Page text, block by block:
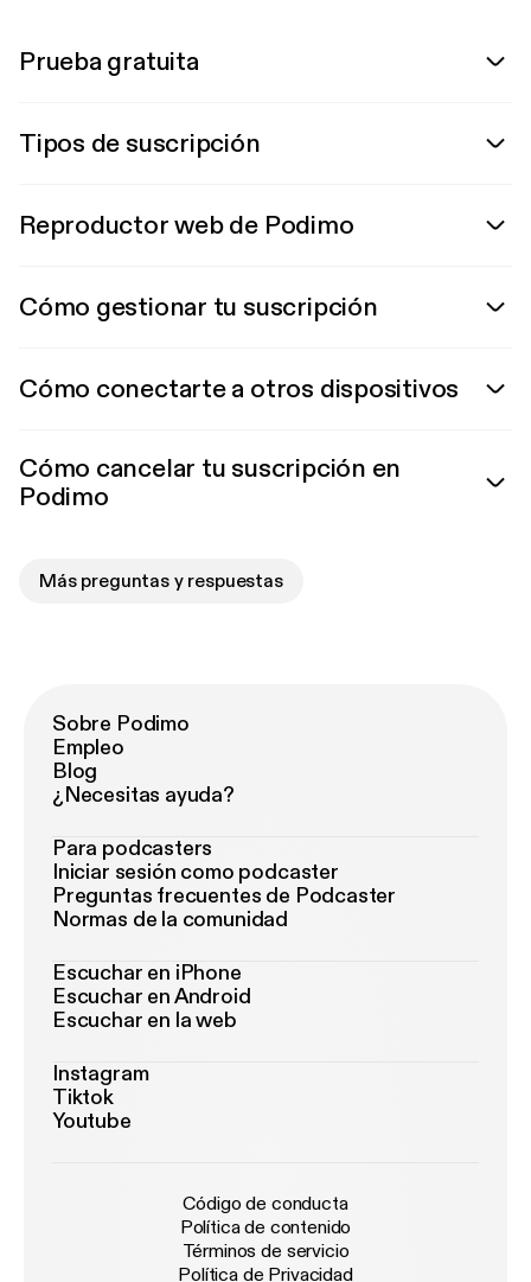
Prueba gratuita
Tipos de suscripción
Reproductor web de Podimo
Cómo gestionar tu suscripción
Cómo conectarte a otros dispositivos
Cómo cancelar tu suscripción en
Podimo
Más preguntas y respuestas
Sobre Podimo
Empleo
Blog
¿Necesitas ayuda?
Para podcasters
Iniciar sesión como podcaster
Preguntas frecuentes de Podcaster
Normas de la comunidad
Escuchar en iPhone
Escuchar en Android
Escuchar en la web
Instagram
Tiktok
Youtube
Código de conducta
Política de contenido
Términos de servicio
Política de Privacidad